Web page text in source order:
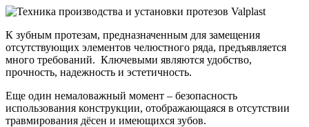
К зубным протезам, предназначенным для замещения
отсутствующих элементов челюстного ряда, предъявляется
много требований. Ключевыми являются удобство,
прочность, надежность и эстетичность.
Еще один немаловажный момент – безопасность
использования конструкции, отображающаяся в отсутствии
травмирования дёсен и имеющихся зубов.